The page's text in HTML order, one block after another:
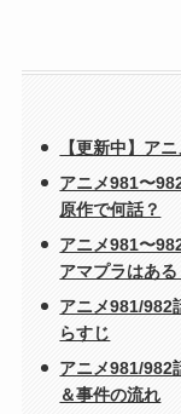
【更新中】ア
アニメ981〜
原作で何話？
アニメ981〜
アマプラはある
アニメ981/982
らすじ
アニメ981/982
＆事件の流れ